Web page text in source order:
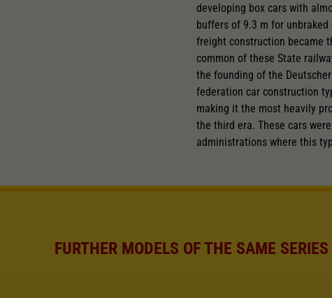
developing box cars with
buffers of 9.3 m for
freight construction became
common of these State
the founding of the
federation car construction
making it the most heavily
the third era. These cars
administrations where this
FURTHER MODELS OF THE SAME SERIES